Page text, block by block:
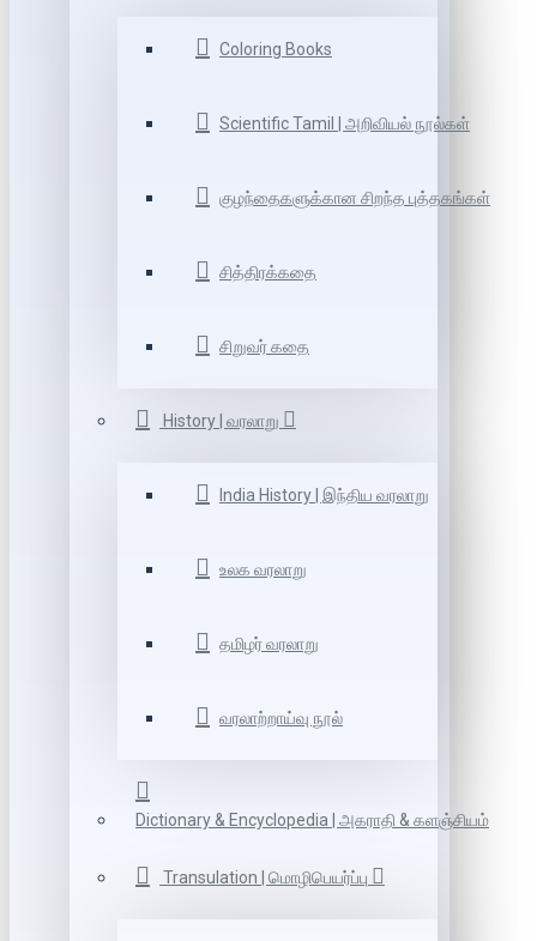
Coloring Books
Scientific Tamil | அறிவியல் நூல்கள்
குழந்தைகளுக்கான சிறந்த புத்தகங்கள்
சித்திரக்கதை
சிறுவர் கதை
History | வரலாறு
India History | இந்திய வரலாறு
உலக வரலாறு
தமிழர் வரலாறு
வரலாற்றாய்வு நூல்
Dictionary & Encyclopedia | அகராதி & களஞ்சியம்
Transulation | மொழிபெயர்ப்பு